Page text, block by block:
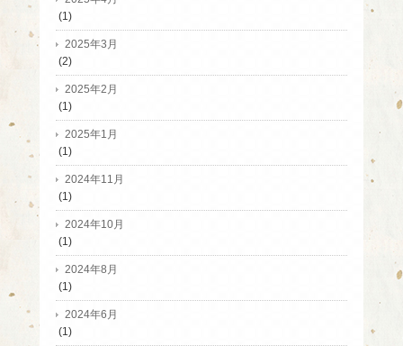
(1)
2025年3月
(2)
2025年2月
(1)
2025年1月
(1)
2024年11月
(1)
2024年10月
(1)
2024年8月
(1)
2024年6月
(1)